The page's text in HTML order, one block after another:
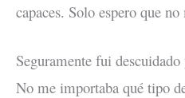
capaces. Solo espero que
Seguramente fui
No me importaba qué tipo